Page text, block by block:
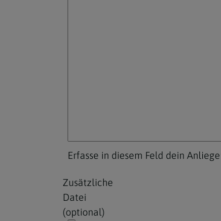
Erfasse in diesem Feld dein
Zusätzliche
Datei
(optional)